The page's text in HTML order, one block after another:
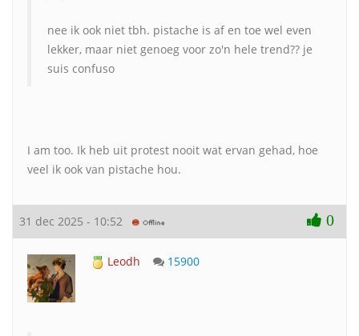
nee ik ook niet tbh. pistache is af en toe wel even
lekker, maar niet genoeg voor zo'n hele trend?? je
suis confuso
I am too. Ik heb uit protest nooit wat ervan gehad, hoe
veel ik ook van pistache hou.
31 dec 2025 - 10:52 0
Leodh 15900